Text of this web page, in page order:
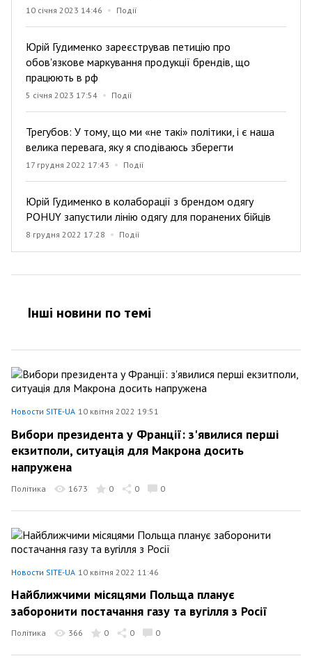
10 січня 2023 14:46 Події
Юрій Гудименко зареєстрував петицію про
обов'язкове маркування продукції брендів, що
працюють в рф
5 січня 2023 17:54 Події
Трегубов: У тому, що ми «не такі» політики, і є наша
велика перевага, яку я сподіваюсь зберегти
17 грудня 2022 17:43 Події
Юрій Гудименко в колаборації з брендом одягу
POHUY запустили лінію одягу для поранених бійців
8 грудня 2022 17:28 Події
Інші новини по темi
Новости SITE-UA 10 квітня 2022 19:51
Вибори президента у Франції: з'явилися перші
екзитполи, ситуація для Макрона досить
напружена
Політика 1673 0 0 0
Новости SITE-UA 10 квітня 2022 11:46
Найближчими місяцями Польща планує
заборонити постачання газу та вугілля з Росії
Політика 366 0 0 0